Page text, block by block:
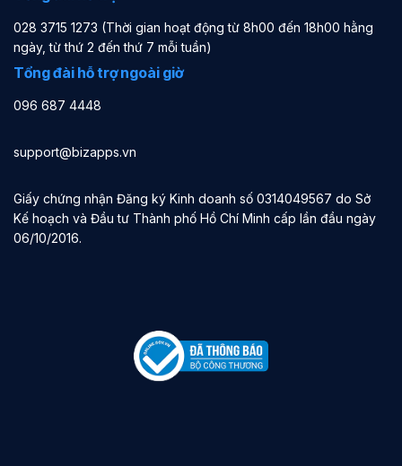
028 3715 1273 (Thời gian hoạt động từ 8h00 đến 18h00 hằng
ngày, từ thứ 2 đến thứ 7 mỗi tuần)
Tổng đài hỗ trợ ngoài giờ
096 687 4448
support@bizapps.vn
Giấy chứng nhận Đăng ký Kinh doanh số 0314049567 do Sở
Kế hoạch và Đầu tư Thành phố Hồ Chí Minh cấp lần đầu ngày
06/10/2016.